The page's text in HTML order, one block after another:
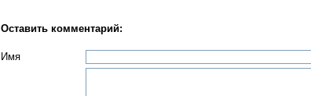
Оставить комментарий:
Имя